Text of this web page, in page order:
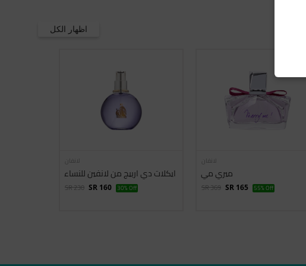
اظهار الكل
لانفان
ايكلات دي اربيج من لانفين للنساء
SR 230 SR 160 30% Off
لانفان
ميري مي
SR 369 SR 165 55% Off